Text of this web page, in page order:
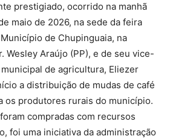
prestigiado, ocorrido na manhã
maio de 2026, na sede da feira
de Chupinguaia, na
Wesley Araújo (PP), e de seu vice-
de agricultura, Eliezer
a distribuição de mudas de café
os produtores rurais do município.
compradas com recursos
foi uma iniciativa da administração